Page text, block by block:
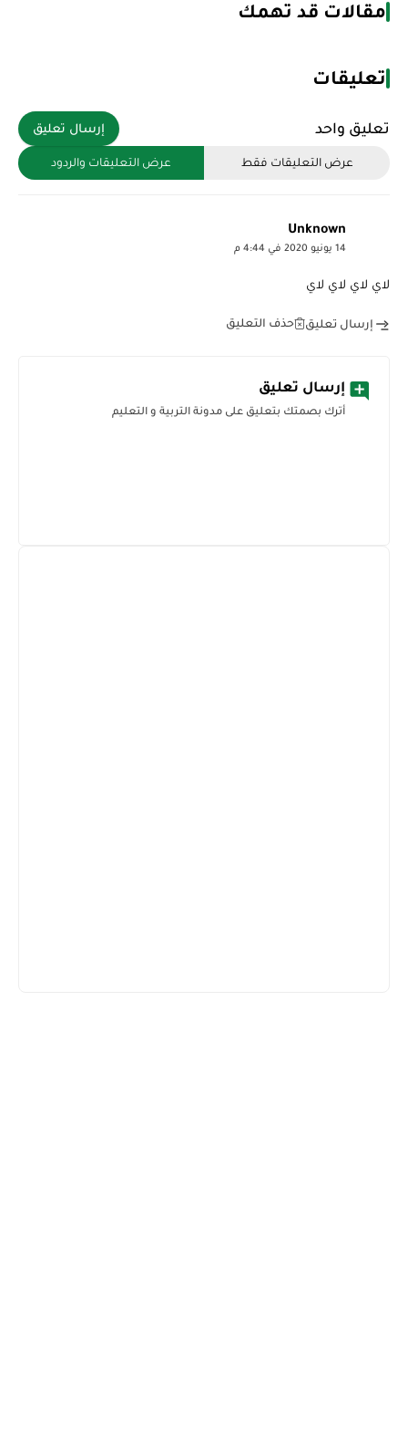
مقالات قد تهمك
تعليقات
تعليق واحد إرسال تعليق
عرض التعليقات فقط عرض التعليقات والردود
Unknown
14 يونيو 2020 في 4:44 م
لاي لاي لاي لاي
إرسال تعليق حذف التعليق
إرسال تعليق
أترك بصمتك بتعليق على مدونة التربية و التعليم